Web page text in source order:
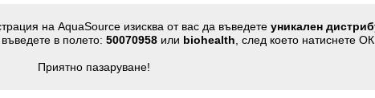
на AquaSource изисква от вас да въведете уникален
въведете в полето: 50070958 или biohealth , след което натиснете ОК.
Приятно пазаруване!